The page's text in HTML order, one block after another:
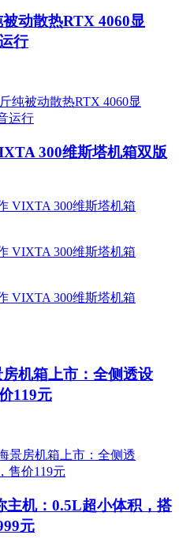
动散热RTX 4060显
行
300维斯塔机箱双版
机箱上市：全侧透设
119元
主机：0.5L超小体积，搭
元